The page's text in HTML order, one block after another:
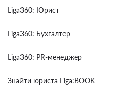
Liga360: Юрист
Liga360: Бухгалтер
Liga360: PR-менеджер
Знайти юриста Liga:BOOK